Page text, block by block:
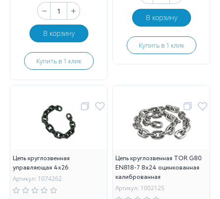
В корзину
Купить в 1 клик
В корзину
Купить в 1 клик
Цепь круглозвенная
управляющая 4х26
Артикул: 1074262
Цепь круглозвенная TOR G80
EN818-7 8х24 оцинкованная
калиброванная
Артикул: 1002125